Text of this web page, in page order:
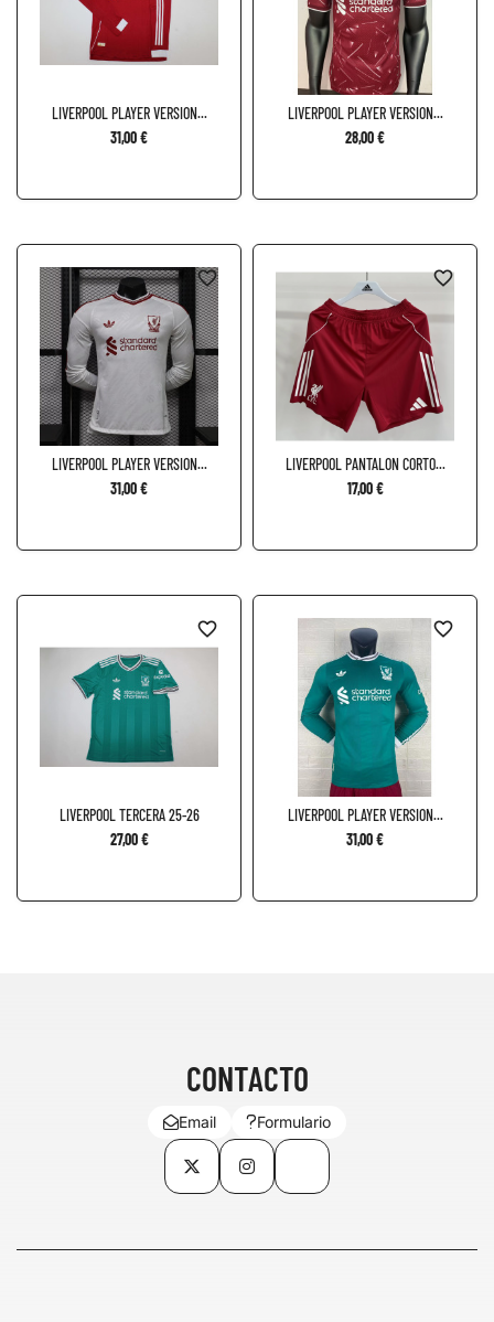
LIVERPOOL PLAYER VERSION...
31,00 €
LIVERPOOL PLAYER VERSION...
28,00 €
LIVERPOOL PLAYER VERSION...
31,00 €
favorite_border
LIVERPOOL PANTALON CORTO...
17,00 €
favorite_border
LIVERPOOL TERCERA 25-26
27,00 €
favorite_border
LIVERPOOL PLAYER VERSION...
31,00 €
favorite_border
CONTACTO
Email Formulario
Twitter InstagramTikTok